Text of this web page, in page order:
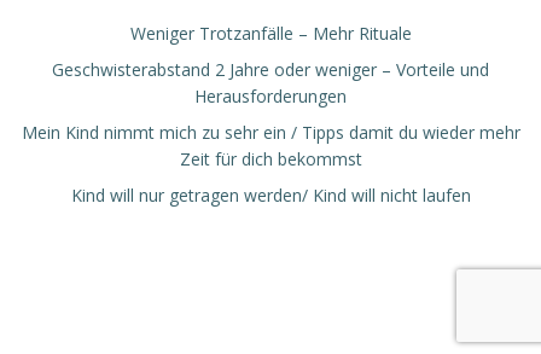
Weniger Trotzanfälle – Mehr Rituale
Geschwisterabstand 2 Jahre oder weniger – Vorteile und
Herausforderungen
Mein Kind nimmt mich zu sehr ein / Tipps damit du wieder mehr
Zeit für dich bekommst
Kind will nur getragen werden/ Kind will nicht laufen